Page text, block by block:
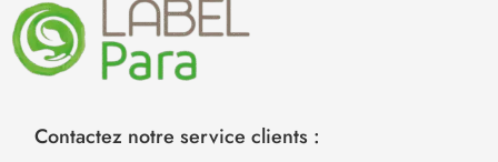
Contactez notre service clients :